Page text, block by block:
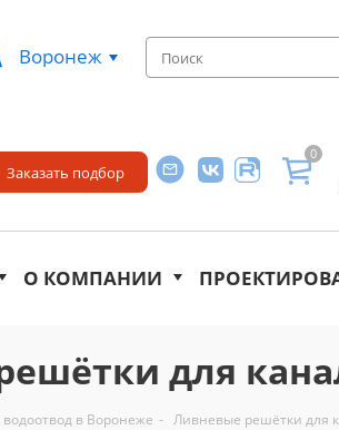
Воронеж
0
Заказать подбор
О КОМПАНИИ
для
в Воронеже - Ливневые решётки для